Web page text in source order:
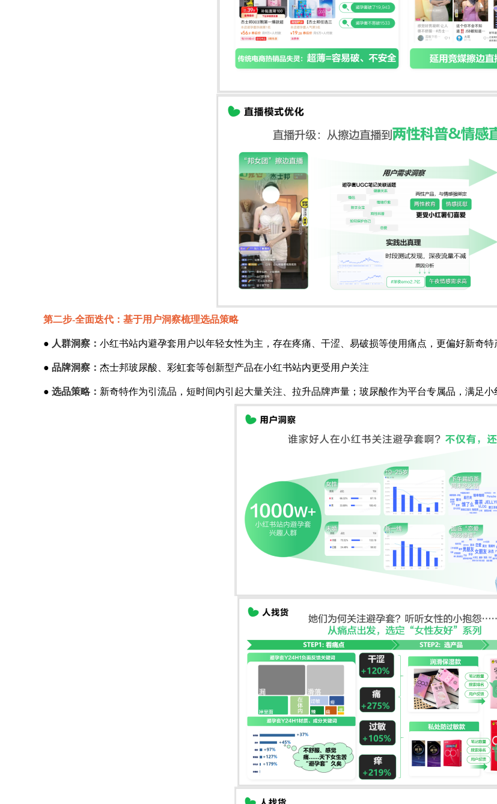
第二步-全面迭代：基于用户洞察梳理选品策略
● 人群洞察： 小红书站内避孕套用户以年轻女性为主，存在疼痛、干涩、易破损等使用痛点，更偏好新奇特
● 品牌洞察： 杰士邦玻尿酸、彩虹套等创新型产品在小红书站内更受用户关注
● 选品策略： 新奇特作为引流品，短时间内引起大量关注、拉升品牌声量；玻尿酸作为平台专属品，满足